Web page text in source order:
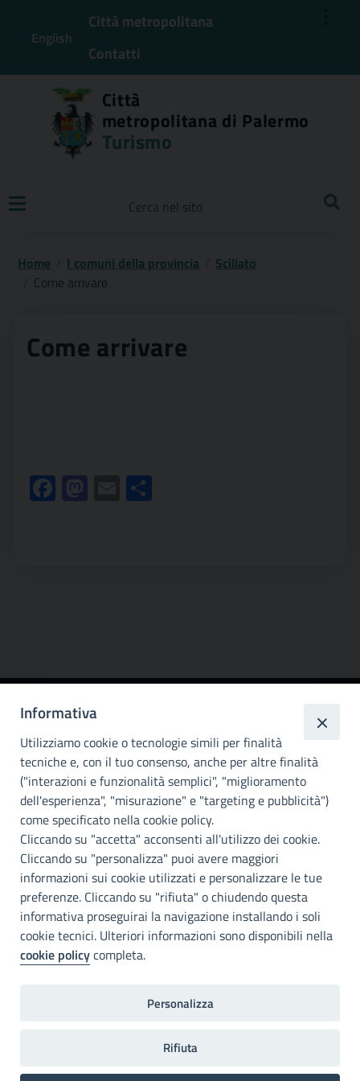
English
Città metropolitana
Contatti
Città
metropolitana di Palermo
Turismo
Home I comuni della provincia
Scillato
Come arrivare
Come arrivare
Facebook
Mastodon
Email
Città
metropolitana di
Palermo
INFO E CONTATTI
I nostri canali social
Accessibilità
Città Metropolitana di Palermo si impegna a rendere il proprio sito
web accessibile, conformemente al D.lgs. 10 agosto 2018, n°106
che ha recepito la direttiva UE 2016/2102 del Parlamento euopeo e
del Consiglio.
Dichiarazione di accessibilità
Informativa
Utilizziamo cookie o tecnologie simili per finalità
tecniche e, con il tuo consenso, anche per altre finalità
("interazioni e funzionalità semplici", "miglioramento
dell'esperienza", "misurazione" e "targeting e pubblicità")
come specificato nella cookie policy.
Cliccando su "accetta" acconsenti all'utilizzo dei cookie.
Cliccando su "personalizza" puoi avere maggiori
informazioni sui cookie utilizzati e personalizzare le tue
preferenze. Cliccando su "rifiuta" o chiudendo questa
informativa proseguirai la navigazione installando i soli
cookie tecnici. Ulteriori informazioni sono disponibili nella
cookie policycompleta.
Personalizza
Rifiuta